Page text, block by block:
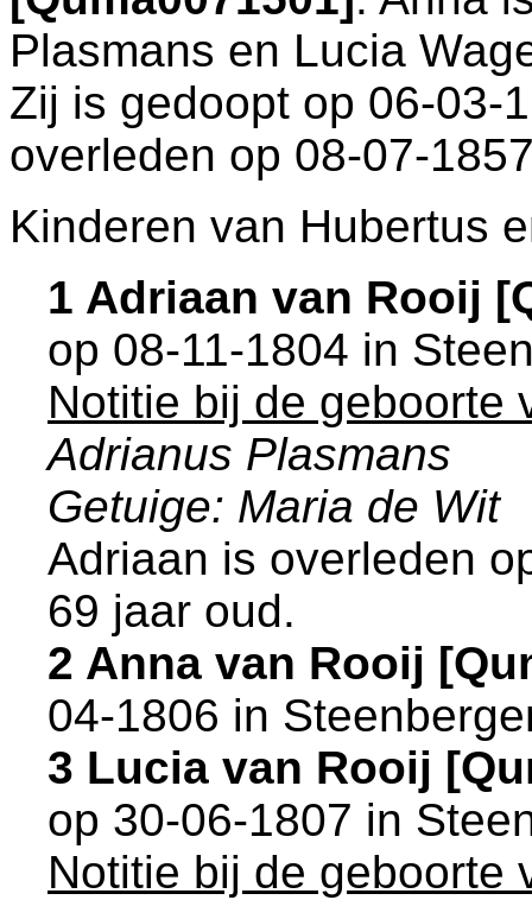
Plasmans en Lucia
Zij is gedoopt op 06-03-
overleden op 08-07-
Kinderen van Hubertus
1 Adriaan van Rooij
op 08-11-1804 in
Notitie bij de geboorte
Adrianus Plasmans
Getuige: Maria de Wit
Adriaan is overleden
69 jaar oud.
2 Anna van Rooij
04-1806 in
3 Lucia van Rooij
op 30-06-1807 in
Notitie bij de geboorte